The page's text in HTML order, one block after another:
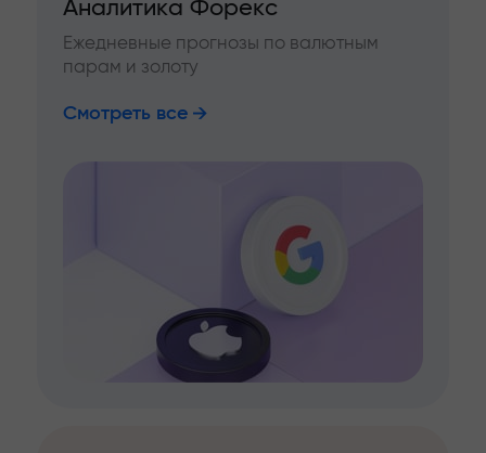
Аналитика Форекс
Ежедневные прогнозы по валютным
парам и золоту
Смотреть все